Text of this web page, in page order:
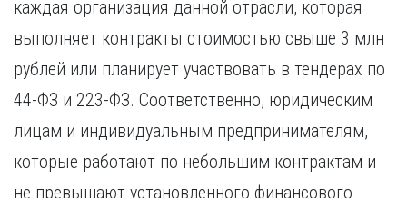
каждая организация данной отрасли, которая
выполняет контракты стоимостью свыше 3 млн
рублей или планирует участвовать в тендерах по
44-ФЗ и 223-ФЗ. Соответственно, юридическим
лицам и индивидуальным предпринимателям,
которые работают по небольшим контрактам и
не превышают установленного финансового